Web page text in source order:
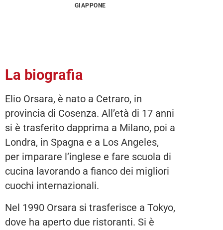
GIAPPONE
La biografia
Elio Orsara, è nato a Cetraro, in
provincia di Cosenza. All’età di 17 anni
si è trasferito dapprima a Milano, poi a
Londra, in Spagna e a Los Angeles,
per imparare l’inglese e fare scuola di
cucina lavorando a fianco dei migliori
cuochi internazionali.
Nel 1990 Orsara si trasferisce a Tokyo,
dove ha aperto due ristoranti. Si è